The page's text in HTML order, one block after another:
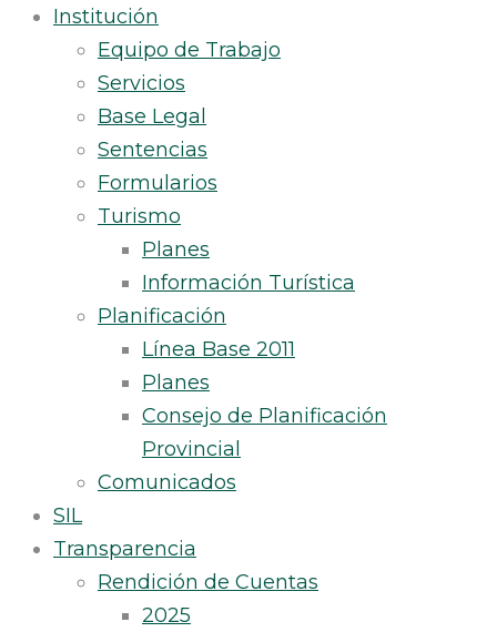
Institución
Equipo de Trabajo
Servicios
Base Legal
Sentencias
Formularios
Turismo
Planes
Información Turística
Planificación
Línea Base 2011
Planes
Consejo de Planificación
Provincial
Comunicados
SIL
Transparencia
Rendición de Cuentas
2025